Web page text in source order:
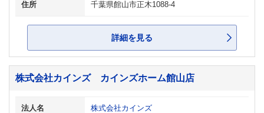
住所 千葉県館山市正木1088-4
詳細を見る
株式会社カインズ カインズホーム館山店
法人名 株式会社カインズ